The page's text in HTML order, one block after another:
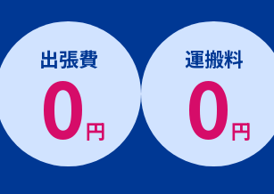
出張費
0円
運搬料
0円